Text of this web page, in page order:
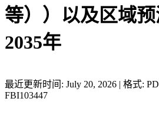
等））以及区域预
2035年
最近更新时间: July 20, 2026 | 格式:
FBI103447